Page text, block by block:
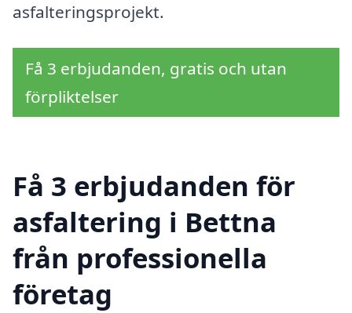
asfalteringsprojekt.
Få 3 erbjudanden, gratis och utan
förpliktelser
Få 3 erbjudanden för
asfaltering i Bettna
från professionella
företag